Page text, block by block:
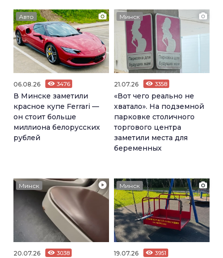
Авто
06.08.26 3476
В Минске заметили
красное купе Ferrari —
он стоит больше
миллиона белорусских
рублей
Минск
21.07.26 3358
«Вот чего реально не
хватало». На подземной
парковке столичного
торгового центра
заметили места для
беременных
Минск
20.07.26 3038
Минск
19.07.26 3951